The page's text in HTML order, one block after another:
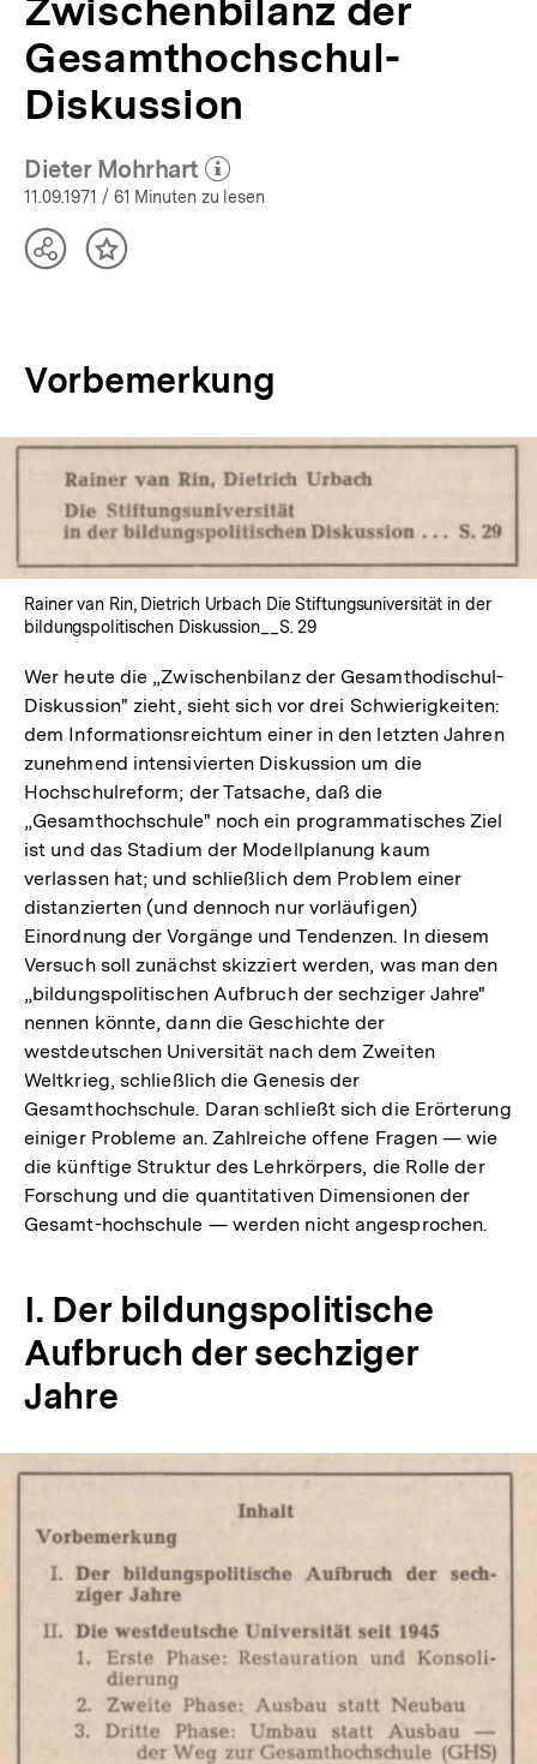
Zwischenbilanz der
Gesamthochschul-
Diskussion
Dieter Mohrhart
(Mehr zum Autor)
öffnen
11.09.1971 / 61 Minuten zu lesen
TeilenInhalt
Vorbemerkung
In
Lightbox
öffnen
Rainer van Rin, Dietrich Urbach Die Stiftungsuniversität in der
bildungspolitischen Diskussion__S. 29
Wer heute die „Zwischenbilanz der Gesamthodischul-
Diskussion" zieht, sieht sich vor drei Schwierigkeiten:
dem Informationsreichtum einer in den letzten Jahren
zunehmend intensivierten Diskussion um die
Hochschulreform; der Tatsache, daß die
„Gesamthochschule" noch ein programmatisches Ziel
ist und das Stadium der Modellplanung kaum
verlassen hat; und schließlich dem Problem einer
distanzierten (und dennoch nur vorläufigen)
Einordnung der Vorgänge und Tendenzen. In diesem
Versuch soll zunächst skizziert werden, was man den
„bildungspolitischen Aufbruch der sechziger Jahre"
nennen könnte, dann die Geschichte der
westdeutschen Universität nach dem Zweiten
Weltkrieg, schließlich die Genesis der
Gesamthochschule. Daran schließt sich die Erörterung
einiger Probleme an. Zahlreiche offene Fragen — wie
die künftige Struktur des Lehrkörpers, die Rolle der
Forschung und die quantitativen Dimensionen der
Gesamt-hochschule — werden nicht angesprochen.
I. Der bildungspolitische
Aufbruch der sechziger
Jahre